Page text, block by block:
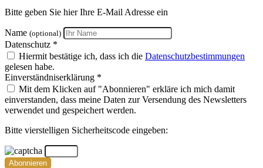
Bitte geben Sie hier Ihre E-Mail Adresse ein
Name (optional)
Datenschutz *
Hiermit bestätige ich, dass ich die Datenschutzbestimmungen
gelesen habe.
Einverständniserklärung *
Mit dem Klicken auf "Abonnieren" erkläre ich mich damit
einverstanden, dass meine Daten zur Versendung des Newsletters
verwendet und gespeichert werden.
Bitte vierstelligen Sicherheitscode eingeben:
Abonnieren